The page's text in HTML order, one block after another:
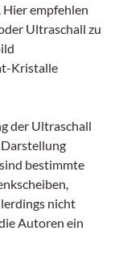
empfehlen
Ultraschall zu
Kristalle
der Ultraschall
bestimmte
nicht
Autoren ein